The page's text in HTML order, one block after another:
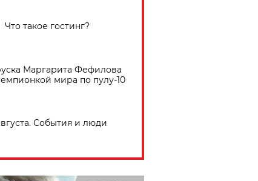
Что такое гостинг?
Маргарита Фефилова
мира по пулу-10
События и люди